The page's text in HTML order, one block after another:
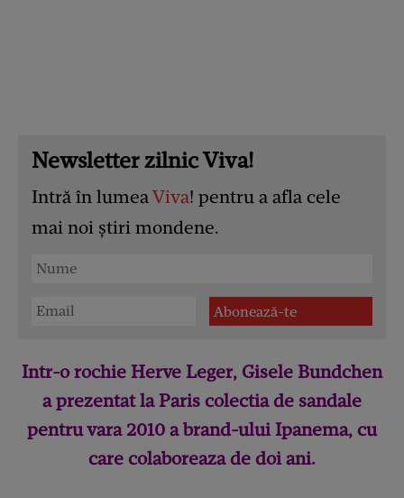
Newsletter zilnic Viva!
Intră în lumeaViva! pentru a afla cele
mai noi știri mondene.
Intr-o rochie Herve Leger, Gisele Bundchen
a prezentat la Paris colectia de sandale
pentru vara 2010 a brand-ului Ipanema, cu
care colaboreaza de doi ani.